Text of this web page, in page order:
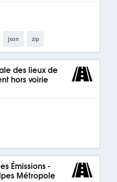
json zip
des lieux de
hors voirie
Émissions -
Métropole